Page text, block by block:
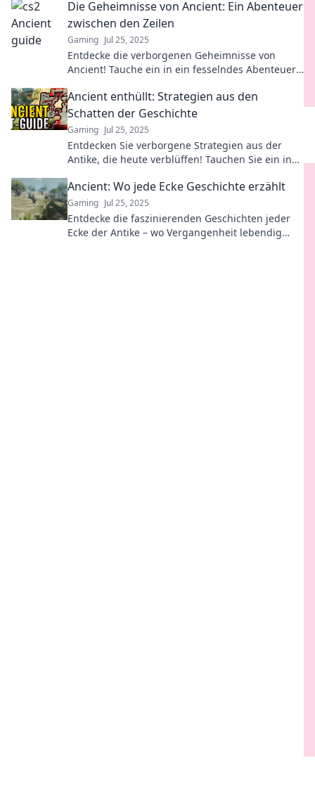
treffen!
Die Geheimnisse von Ancient: Ein Abenteuer
zwischen den Zeilen
Gaming Jul 25, 2025
Entdecke die verborgenen Geheimnisse von
Ancient! Tauche ein in ein fesselndes Abenteuer
Unbekannte!
Ancient enthüllt: Strategien aus den
Schatten der Geschichte
Gaming Jul 25, 2025
Entdecken Sie verborgene Strategien aus der
Antike, die heute verblüffen! Tauchen Sie ein in
Ancient: Wo jede Ecke Geschichte erzählt
Gaming Jul 25, 2025
Entdecke die faszinierenden Geschichten jeder
Ecke der Antike – wo Vergangenheit lebendig